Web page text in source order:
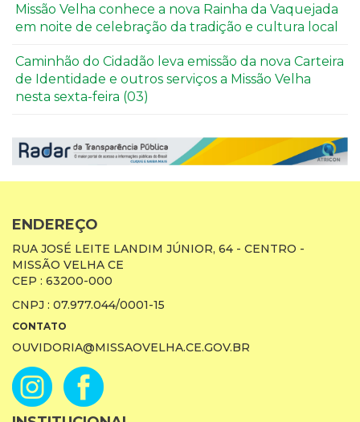
Missão Velha conhece a nova Rainha da Vaquejada
em noite de celebração da tradição e cultura local
Caminhão do Cidadão leva emissão da nova Carteira
de Identidade e outros serviços a Missão Velha
nesta sexta-feira (03)
ENDEREÇO
RUA JOSÉ LEITE LANDIM JÚNIOR, 64 - CENTRO -
MISSÃO VELHA CE
CEP : 63200-000
CNPJ : 07.977.044/0001-15
CONTATO
OUVIDORIA@MISSAOVELHA.CE.GOV.BR